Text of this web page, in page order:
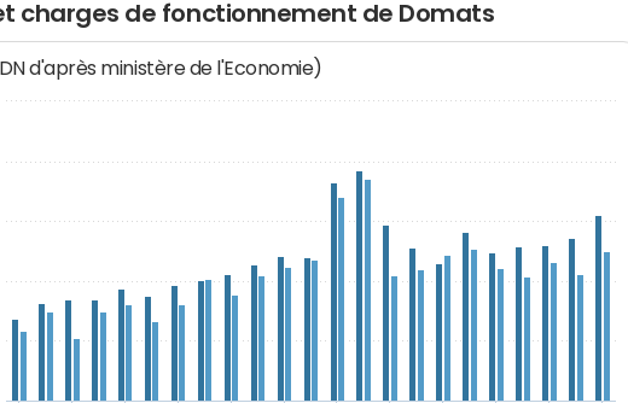
charges de fonctionnement de Domats
d'après ministère de l'Economie)